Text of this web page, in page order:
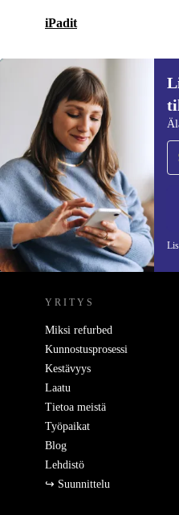
iPadit
Liity
tilaajaksi ja
Älä missaa
REFURBED SUOMI -
YRITYS
Miksi refurbed
Kunnostusprosessi
Kestävyys
Laatu
Tietoa meistä
Työpaikat
Blog
Lehdistö
↪ Suunnittelu